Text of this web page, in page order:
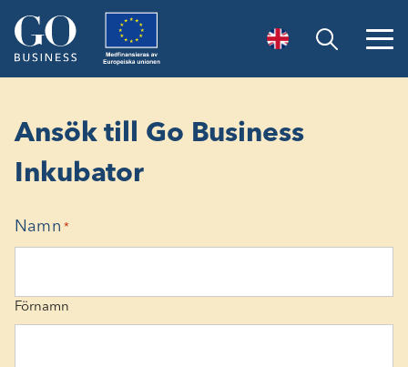
Öppna sök
-
Ansök till Go Business
Inkubator
Namn *
Förnamn